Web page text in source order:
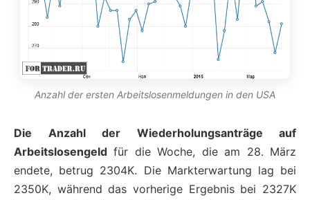
Anzahl der ersten Arbeitslosenmeldungen in den USA
Die Anzahl der Wiederholungsanträge auf
Arbeitslosengeld für die Woche, die am 28. März
endete, betrug 2304K. Die Markterwartung lag bei
2350K, während das vorherige Ergebnis bei 2327K